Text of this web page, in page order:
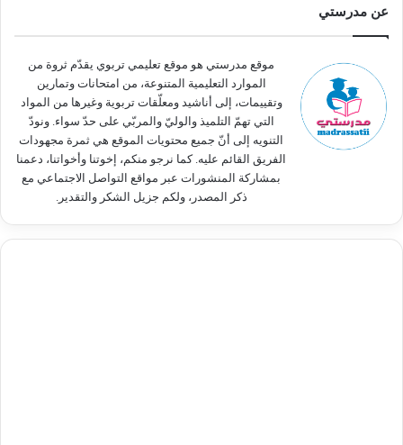
ن
عن مدرستي
موقع مدرستي هو موقع تعليمي تربوي يقدّم ثروة من
الموارد التعليمية المتنوعة، من امتحانات وتمارين
وتقييمات، إلى أناشيد ومعلّقات تربوية وغيرها من المواد
التي تهمّ التلميذ والوليّ والمربّي على حدّ سواء. ونودّ
التنويه إلى أنّ جميع محتويات الموقع هي ثمرة مجهودات
الفريق القائم عليه. كما نرجو منكم، إخوتنا وأخواتنا، دعمنا
بمشاركة المنشورات عبر مواقع التواصل الاجتماعي مع
ذكر المصدر، ولكم جزيل الشكر والتقدير.